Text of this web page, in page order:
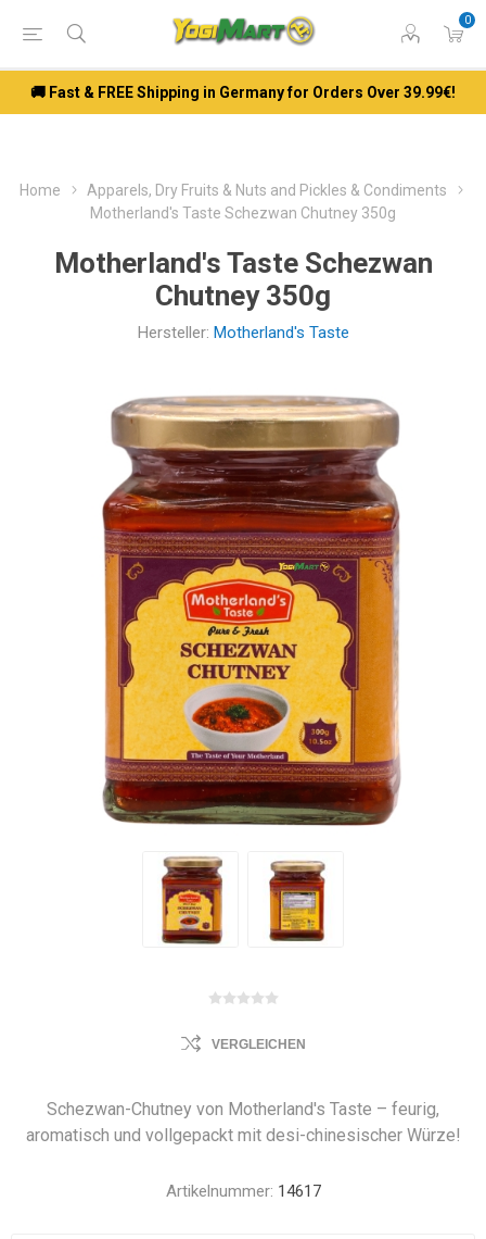
0
🚚 Fast & FREE Shipping in Germany for Orders Over 39.99€!
Home
Apparels, Dry Fruits & Nuts and Pickles & Condiments
Motherland's Taste Schezwan Chutney 350g
Motherland's Taste Schezwan
Chutney 350g
Hersteller: Motherland's Taste
VERGLEICHEN
Schezwan-Chutney von Motherland's Taste – feurig,
aromatisch und vollgepackt mit desi-chinesischer Würze!
Artikelnummer: 14617